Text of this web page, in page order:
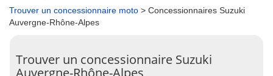
Trouver un concessionnaire moto > Concessionnaires Suzuki
Auvergne-Rhône-Alpes
Trouver un concessionnaire Suzuki
Auvergne-Rhône-Alpes